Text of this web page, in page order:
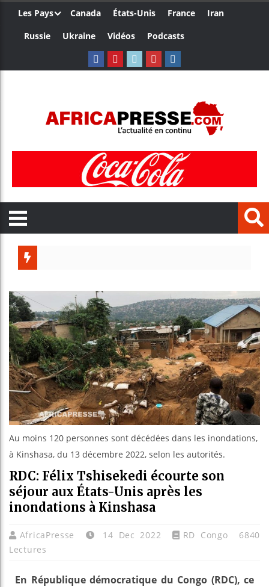
Les Pays Canada États-Unis France
Iran
Russie
Ukraine Vidéos Podcasts
Bénin :
Aliko
Au moins 120 personnes sont décédées dans les inondations,
à Kinshasa, du 13 décembre 2022, selon les autorités.
RDC: Félix Tshisekedi écourte son
séjour aux États-Unis après les
inondations à Kinshasa
AfricaPresse 14 Dec 2022 RD Congo
6840
Lectures
En République démocratique du Congo (RDC), ce